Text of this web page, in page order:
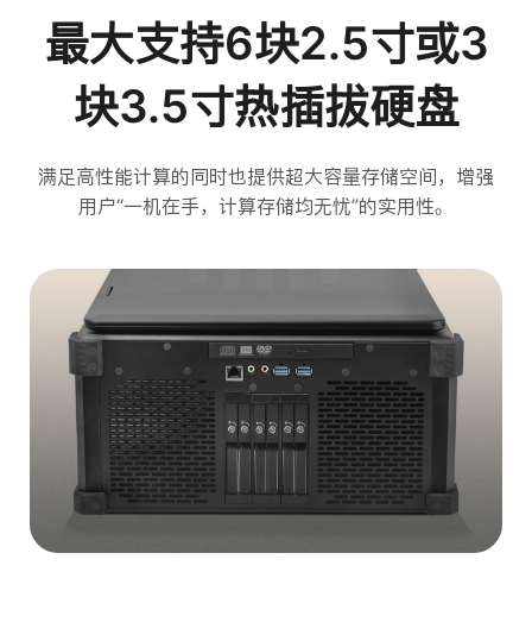
最大支持6块2.5寸或3
块3.5寸热插拔硬盘
满足高性能计算的同时也提供超大容量存储空间，增强
用户“一机在手，计算存储均无忧”的实用性。